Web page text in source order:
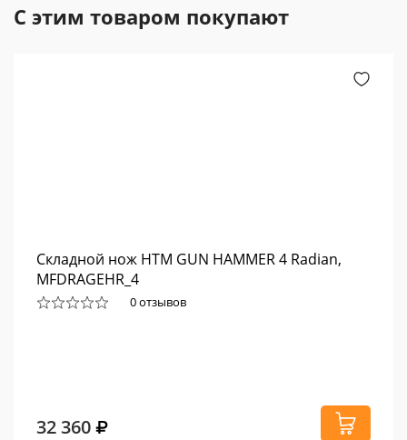
С этим товаром покупают
Складной нож HTM GUN HAMMER 4 Radian,
MFDRAGEHR_4
0 отзывов
32 360